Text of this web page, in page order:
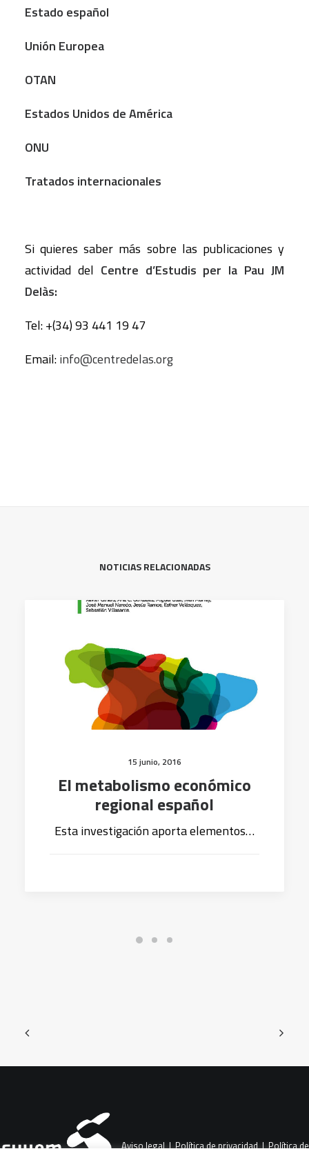
Estado español
Unión Europea
OTAN
Estados Unidos de América
ONU
Tratados internacionales
Si quieres saber más sobre las publicaciones y
actividad del Centre d’Estudis per la Pau JM
Delàs:
Tel: +(34) 93 441 19 47
Email:info@centredelas.org
NOTICIAS RELACIONADAS
15 junio, 2016
El metabolismo económico
regional español
Esta investigación aporta elementos…
Aviso legal|Política de privacidad|Política de